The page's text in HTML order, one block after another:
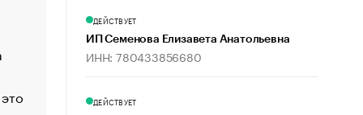
Функции менеджмента: пять ключевых основ
управления
ЕС разрешил конфискацию российской нефти —
Стресс обеспеченных людей: почему рост доходов
ДЕЙСТВУЕТ
ИП Семенова Елизавета Анатольевна
ИНН: 780433856680
ДЕЙСТВУЕТ